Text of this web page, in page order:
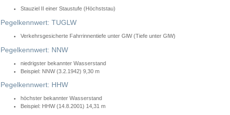
Stauziel II einer Staustufe (Höchststau)
Pegelkennwert: TUGLW
Verkehrsgesicherte Fahrrinnentiefe unter GlW (Tiefe unter GlW)
Pegelkennwert: NNW
niedrigster bekannter Wasserstand
Beispiel: NNW (3.2.1942) 9,30 m
Pegelkennwert: HHW
höchster bekannter Wasserstand
Beispiel: HHW (14.8.2001) 14,31 m